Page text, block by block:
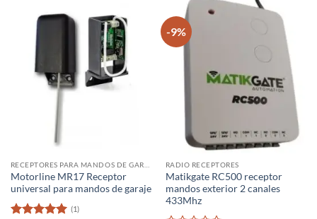
Motorline MR17 Receptor
universal para mandos de garaje
(1)
-9%
RADIO RECEPTORES
Matikgate RC500 receptor
mandos exterior 2 canales
433Mhz